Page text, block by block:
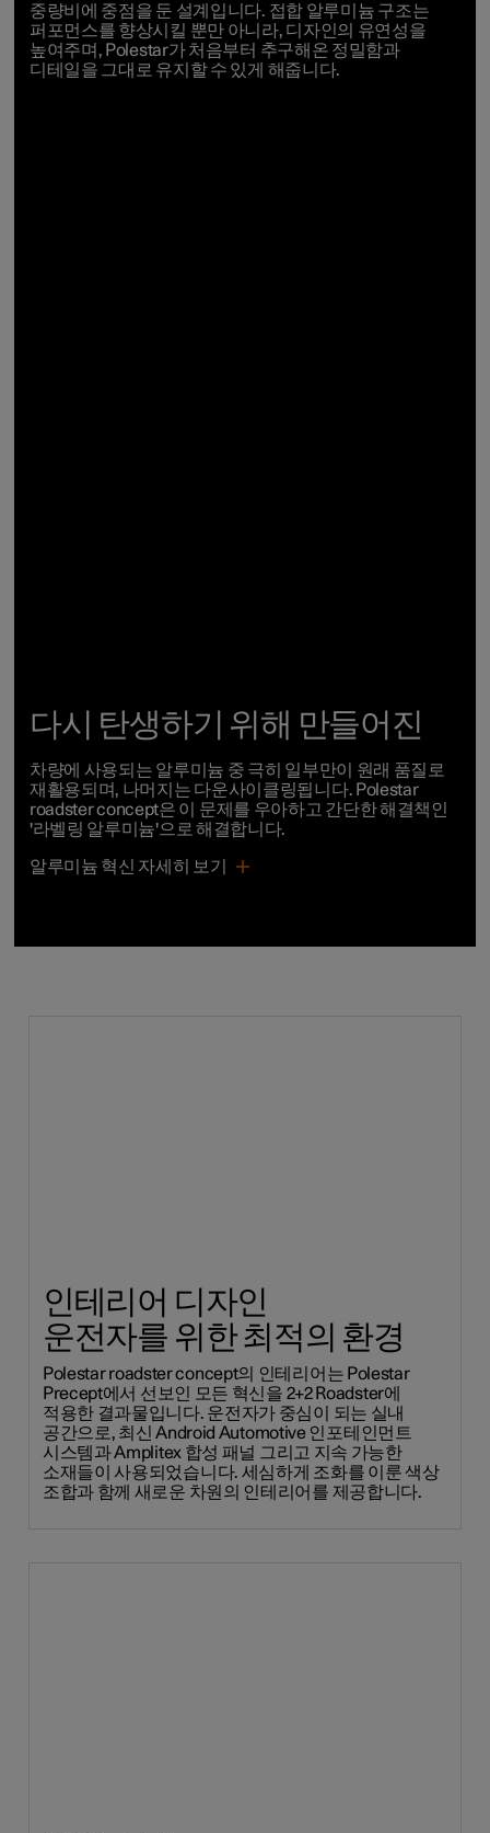
중량비에 중점을 둔 설계입니다. 접합 알루미늄 구조는
퍼포먼스를 향상시킬 뿐만 아니라, 디자인의 유연성을
높여주며, Polestar가처음부터 추구해온 정밀함과
디테일을 그대로 유지할수 있게 해줍니다.
다시 탄생하기 위해 만들어진
차량에 사용되는 알루미늄 중 극히 일부만이 원래 품질로
재활용되며, 나머지는 다운사이클링됩니다. Polestar
roadster concept은 이 문제를 우아하고 간단한 해결책인
'라벨링 알루미늄'으로 해결합니다.
알루미늄 혁신 자세히 보기
인테리어 디자인
운전자를 위한 최적의 환경
Polestar roadster concept의 인테리어는 Polestar
Precept에서 선보인 모든 혁신을 2+2 Roadster에
적용한 결과물입니다. 운전자가 중심이 되는 실내
공간으로, 최신 Android Automotive 인포테인먼트
시스템과 Amplitex 합성 패널 그리고 지속 가능한
소재들이 사용되었습니다. 세심하게 조화를 이룬 색상
조합과 함께 새로운 차원의 인테리어를 제공합니다.